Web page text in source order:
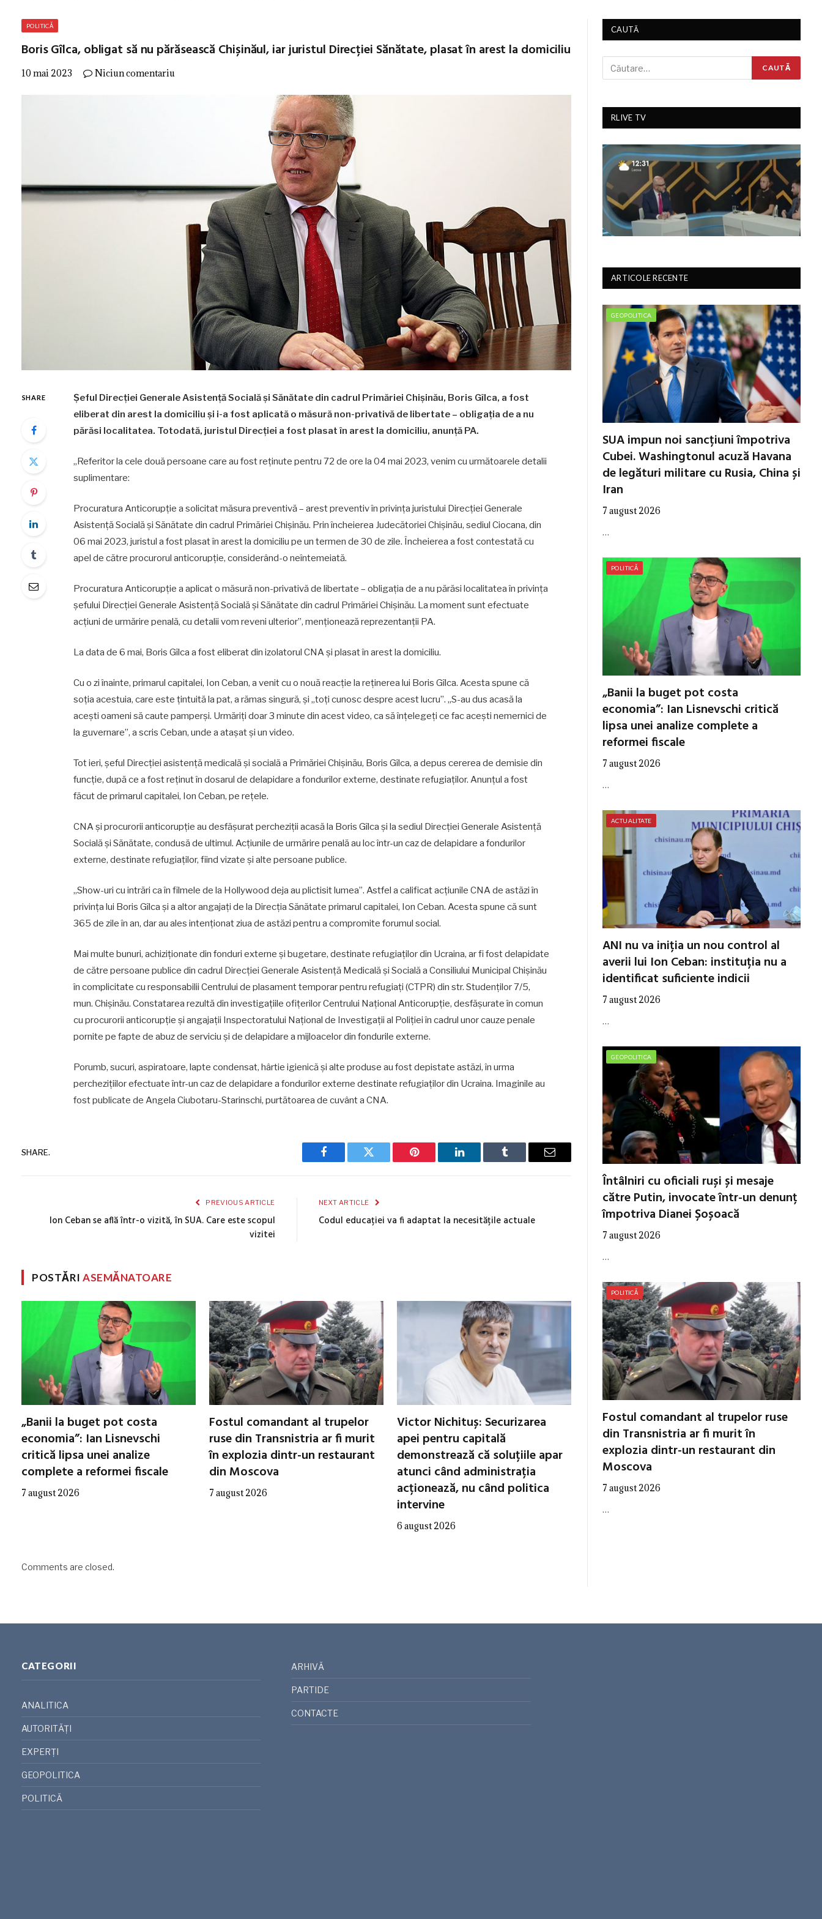
POLITICĂ
Boris Gîlca, obligat să nu părăsească Chișinăul, iar juristul Direcției Sănătate, plasat în arest la domiciliu
10 mai 2023 Niciun comentariu
SHARE
Șeful Direcției Generale Asistență Socială și Sănătate din cadrul Primăriei Chișinău, Boris Gîlca, a fost
eliberat din arest la domiciliu și i-a fost aplicată o măsură non-privativă de libertate – obligația de a nu
părăsi localitatea. Totodată, juristul Direcției a fost plasat în arest la domiciliu, anunță PA.
„Referitor la cele două persoane care au fost reținute pentru 72 de ore la 04 mai 2023, venim cu următoarele detalii
suplimentare:
Procuratura Anticorupție a solicitat măsura preventivă – arest preventiv în privința juristului Direcției Generale
Asistență Socială și Sănătate din cadrul Primăriei Chișinău. Prin încheierea Judecătoriei Chișinău, sediul Ciocana, din
06 mai 2023, juristul a fost plasat în arest la domiciliu pe un termen de 30 de zile. Încheierea a fost contestată cu
apel de către procurorul anticorupție, considerând-o neîntemeiată.
Procuratura Anticorupție a aplicat o măsură non-privativă de libertate – obligația de a nu părăsi localitatea în privința
șefului Direcției Generale Asistență Socială și Sănătate din cadrul Primăriei Chișinău. La moment sunt efectuate
acțiuni de urmărire penală, cu detalii vom reveni ulterior”, menționează reprezentanții PA.
La data de 6 mai, Boris Gîlca a fost eliberat din izolatorul CNA și plasat în arest la domiciliu.
Cu o zi înainte, primarul capitalei, Ion Ceban, a venit cu o nouă reacție la reținerea lui Boris Gîlca. Acesta spune că
soția acestuia, care este țintuită la pat, a rămas singură, și „toți cunosc despre acest lucru”. „S-au dus acasă la
acești oameni să caute pamperși. Urmăriți doar 3 minute din acest video, ca să înțelegeți ce fac acești nemernici de
la guvernare”, a scris Ceban, unde a atașat și un video.
Tot ieri, șeful Direcției asistență medicală și socială a Primăriei Chișinău, Boris Gîlca, a depus cererea de demisie din
funcție, după ce a fost reținut în dosarul de delapidare a fondurilor externe, destinate refugiaților. Anunțul a fost
făcut de primarul capitalei, Ion Ceban, pe rețele.
CNA și procurorii anticorupție au desfășurat percheziții acasă la Boris Gîlca și la sediul Direcției Generale Asistență
Socială și Sănătate, condusă de ultimul. Acțiunile de urmărire penală au loc într-un caz de delapidare a fondurilor
externe, destinate refugiaților, fiind vizate și alte persoane publice.
„Show-uri cu intrări ca în filmele de la Hollywood deja au plictisit lumea”. Astfel a calificat acțiunile CNA de astăzi în
privința lui Boris Gîlca și a altor angajați de la Direcția Sănătate primarul capitalei, Ion Ceban. Acesta spune că sunt
365 de zile în an, dar au ales intenționat ziua de astăzi pentru a compromite forumul social.
Mai multe bunuri, achiziționate din fonduri externe și bugetare, destinate refugiaților din Ucraina, ar fi fost delapidate
de către persoane publice din cadrul Direcției Generale Asistență Medicală și Socială a Consiliului Municipal Chișinău
în complicitate cu responsabilii Centrului de plasament temporar pentru refugiați (CTPR) din str. Studenților 7/5,
mun. Chișinău. Constatarea rezultă din investigațiile ofițerilor Centrului Național Anticorupție, desfășurate în comun
cu procurorii anticorupție și angajații Inspectoratului Național de Investigații al Poliției în cadrul unor cauze penale
pornite pe fapte de abuz de serviciu și de delapidare a mijloacelor din fondurile externe.
Porumb, sucuri, aspiratoare, lapte condensat, hârtie igienică și alte produse au fost depistate astăzi, în urma
perchezițiilor efectuate într-un caz de delapidare a fondurilor externe destinate refugiaților din Ucraina. Imaginile au
fost publicate de Angela Ciubotaru-Starinschi, purtătoarea de cuvânt a CNA.
SHARE.
Facebook Twitter Pinterest LinkedIn Tumblr Email
PREVIOUS ARTICLE
Ion Ceban se află într-o vizită, în SUA. Care este scopul
vizitei
NEXT ARTICLE
Codul educației va fi adaptat la necesitățile actuale
POSTĂRIASEMĂNATOARE
„Banii la buget pot costa
economia”: Ian Lisnevschi
critică lipsa unei analize
complete a reformei fiscale
7 august 2026
Fostul comandant al trupelor
ruse din Transnistria ar fi murit
în explozia dintr-un restaurant
din Moscova
7 august 2026
Victor Nichituș: Securizarea
apei pentru capitală
demonstrează că soluțiile apar
atunci când administrația
acționează, nu când politica
intervine
6 august 2026
Comments are closed.
CAUTĂ
RLIVE TV
ARTICOLE RECENTE
GEOPOLITICA
SUA impun noi sancțiuni împotriva
Cubei. Washingtonul acuză Havana
de legături militare cu Rusia, China și
Iran
7 august 2026
…
POLITICĂ
„Banii la buget pot costa
economia”: Ian Lisnevschi critică
lipsa unei analize complete a
reformei fiscale
7 august 2026
…
ACTUALITATE
ANI nu va iniția un nou control al
averii lui Ion Ceban: instituția nu a
identificat suficiente indicii
7 august 2026
…
GEOPOLITICA
Întâlniri cu oficiali ruși și mesaje
către Putin, invocate într-un denunț
împotriva Dianei Șoșoacă
7 august 2026
…
POLITICĂ
Fostul comandant al trupelor ruse
din Transnistria ar fi murit în
explozia dintr-un restaurant din
Moscova
7 august 2026
…
CATEGORII
ANALITICA
AUTORITĂȚI
EXPERȚI
GEOPOLITICA
POLITICĂ
ARHIVĂ
PARTIDE
CONTACTE